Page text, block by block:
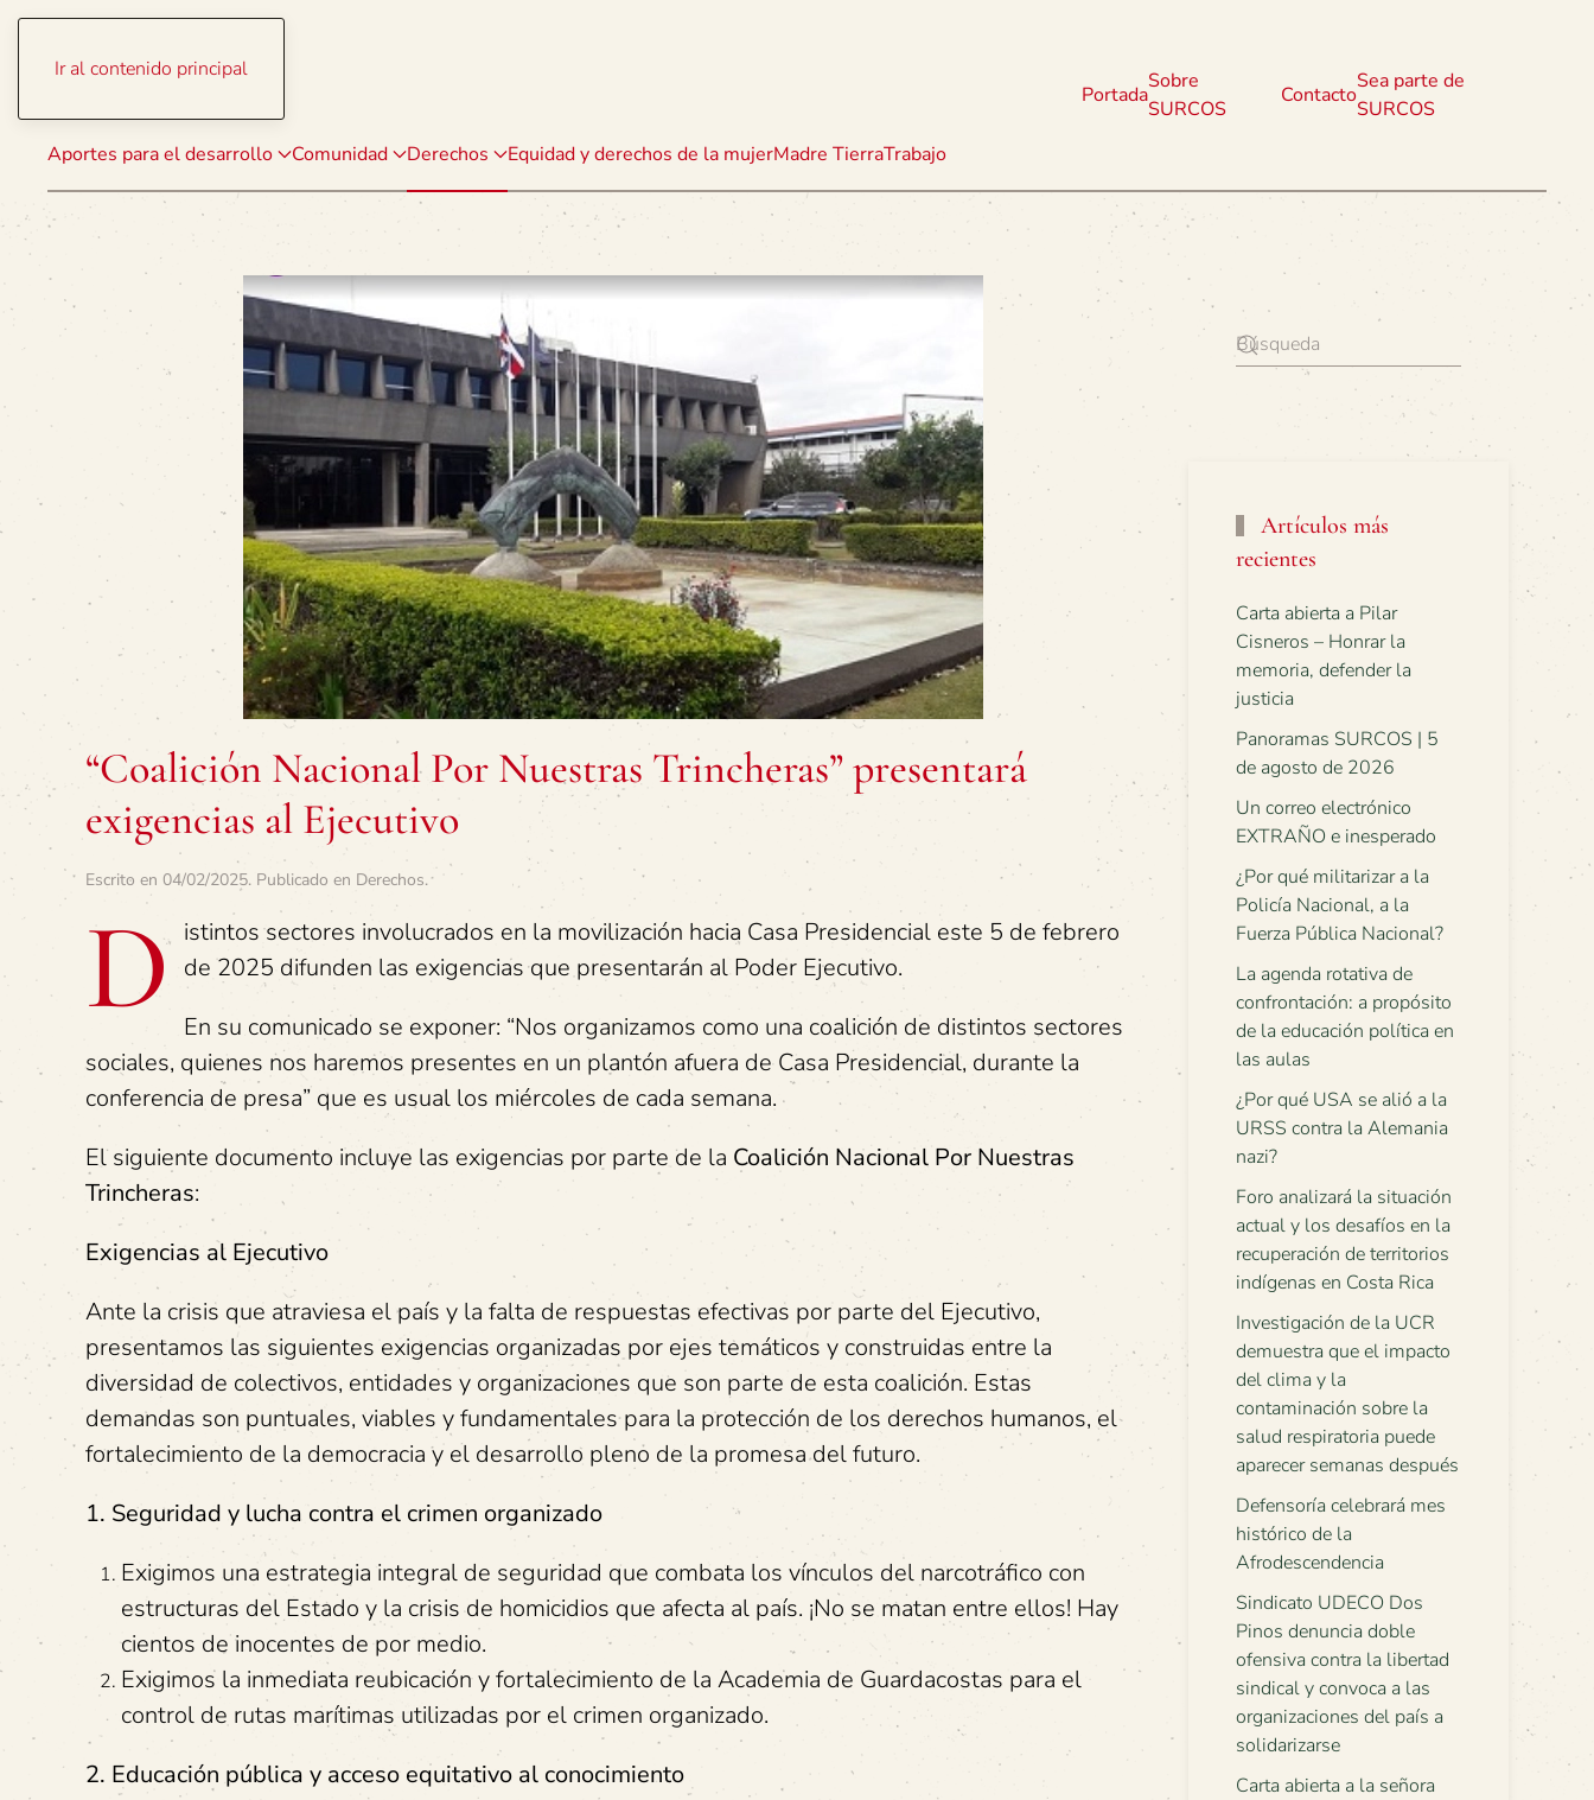
Ir al contenido principal
Aportes para el desarrollo Comunidad Derechos Equidad y derechos de la mujerMadre TierraTrabajo
Portada
Sobre
SURCOS
Contacto
Sea parte de
SURCOS
“Coalición Nacional Por Nuestras Trincheras” presentará
exigencias al Ejecutivo
Escrito en 04/02/2025. Publicado en Derechos.
D istintos sectores involucrados en la movilización hacia Casa Presidencial este 5 de febrero
de 2025 difunden las exigencias que presentarán al Poder Ejecutivo.
En su comunicado se exponer: “Nos organizamos como una coalición de distintos sectores
sociales, quienes nos haremos presentes en un plantón afuera de Casa Presidencial, durante la
conferencia de presa” que es usual los miércoles de cada semana.
El siguiente documento incluye las exigencias por parte de la Coalición Nacional Por Nuestras
Trincheras:
Exigencias al Ejecutivo
Ante la crisis que atraviesa el país y la falta de respuestas efectivas por parte del Ejecutivo,
presentamos las siguientes exigencias organizadas por ejes temáticos y construidas entre la
diversidad de colectivos, entidades y organizaciones que son parte de esta coalición. Estas
demandas son puntuales, viables y fundamentales para la protección de los derechos humanos, el
fortalecimiento de la democracia y el desarrollo pleno de la promesa del futuro.
1. Seguridad y lucha contra el crimen organizado
Exigimos una estrategia integral de seguridad que combata los vínculos del narcotráfico con
estructuras del Estado y la crisis de homicidios que afecta al país. ¡No se matan entre ellos! Hay
cientos de inocentes de por medio.
Exigimos la inmediata reubicación y fortalecimiento de la Academia de Guardacostas para el
control de rutas marítimas utilizadas por el crimen organizado.
2. Educación pública y acceso equitativo al conocimiento
Artículos más
recientes
Carta abierta a Pilar
Cisneros – Honrar la
memoria, defender la
justicia
Panoramas SURCOS | 5
de agosto de 2026
Un correo electrónico
EXTRAÑO e inesperado
¿Por qué militarizar a la
Policía Nacional, a la
Fuerza Pública Nacional?
La agenda rotativa de
confrontación: a propósito
de la educación política en
las aulas
¿Por qué USA se alió a la
URSS contra la Alemania
nazi?
Foro analizará la situación
actual y los desafíos en la
recuperación de territorios
indígenas en Costa Rica
Investigación de la UCR
demuestra que el impacto
del clima y la
contaminación sobre la
salud respiratoria puede
aparecer semanas después
Defensoría celebrará mes
histórico de la
Afrodescendencia
Sindicato UDECO Dos
Pinos denuncia doble
ofensiva contra la libertad
sindical y convoca a las
organizaciones del país a
solidarizarse
Carta abierta a la señora